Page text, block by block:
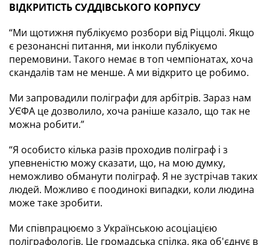
ВІДКРИТІСТЬ СУДДІВСЬКОГО КОРПУСУ
“Ми щотижня публікуємо розбори від Ріццолі. Якщо
є резонансні питання, ми інколи публікуємо
перемовини. Такого немає в топ чемпіонатах, хоча
скандалів там не менше. А ми відкрито це робимо.
Ми запровадили поліграфи для арбітрів. Зараз нам
УЄФА це дозволило, хоча раніше казало, що так не
можна робити.”
“Я особисто кілька разів проходив поліграф і з
упевненістю можу сказати, що, на мою думку,
неможливо обманути поліграф. Я не зустрічав таких
людей. Можливо є поодинокі випадки, коли людина
може таке зробити.
Ми співпрацюємо з Українською асоціацією
поліграфологів. Це громадська спілка, яка об'єднує в